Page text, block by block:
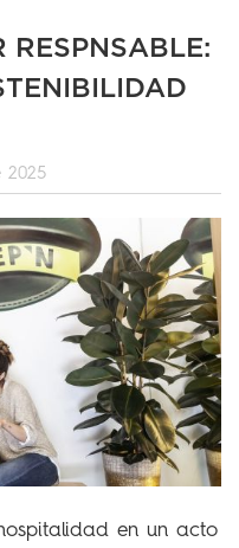
RESPNSABLE:
2025
en un acto